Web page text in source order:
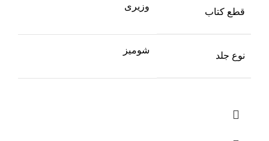
قطع کتاب
وزیری
نوع جلد
شومیز